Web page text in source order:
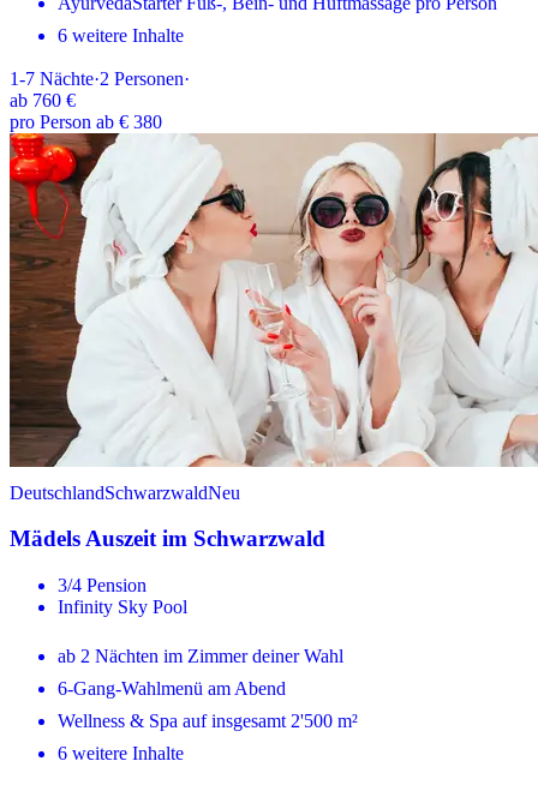
6 weitere Inhalte
1-7 Nächte·2 Personen·
ab 760 €
pro Person ab € 380
DeutschlandSchwarzwaldNeu
Mädels Auszeit im Schwarzwald
3/4 Pension
Infinity Sky Pool
ab 2 Nächten im Zimmer deiner Wahl
6-Gang-Wahlmenü am Abend
Wellness & Spa auf insgesamt 2'500 m²
6 weitere Inhalte